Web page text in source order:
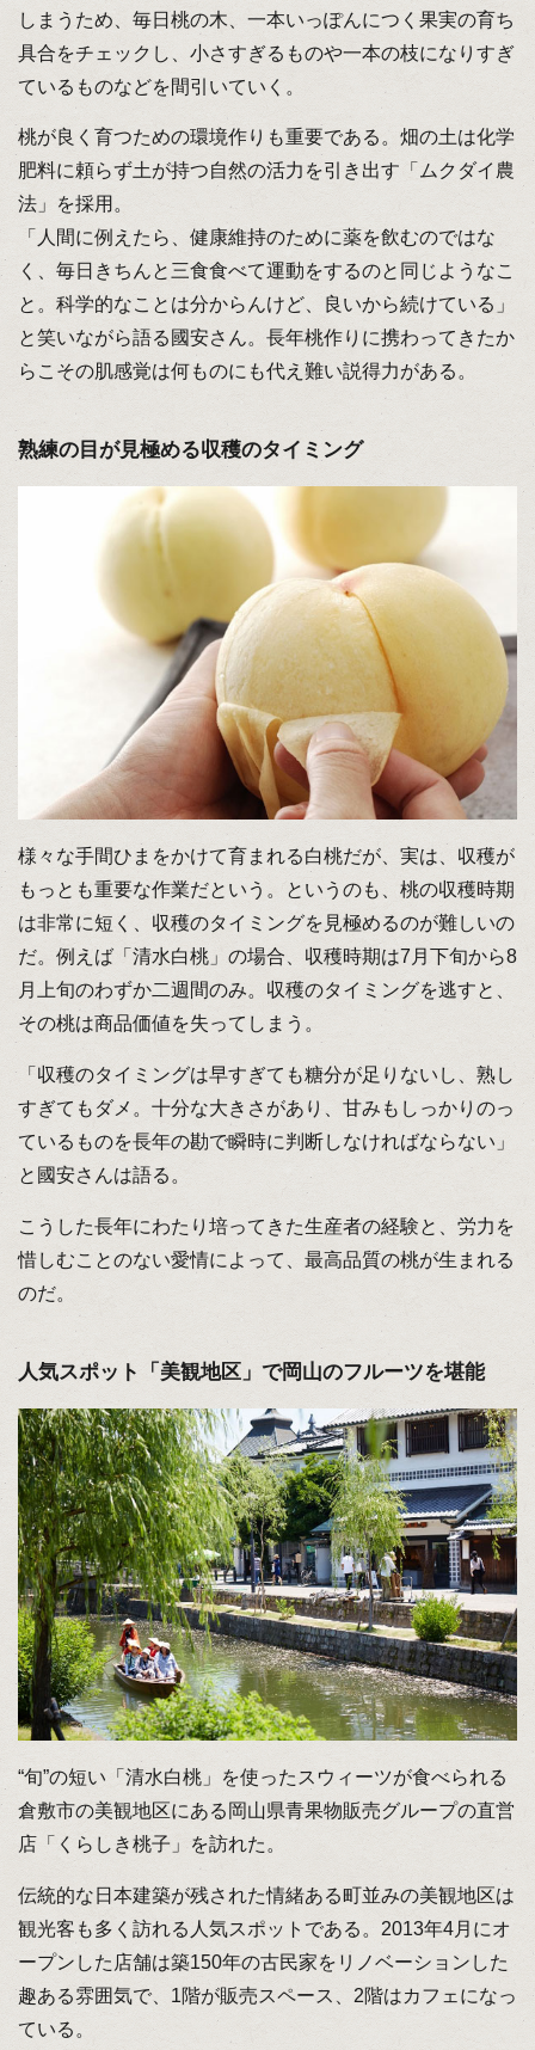
しまうため、毎日桃の木、一本いっぽんにつく果実の育ち
具合をチェックし、小さすぎるものや一本の枝になりすぎ
ているものなどを間引いていく。
桃が良く育つための環境作りも重要である。畑の土は化学
肥料に頼らず土が持つ自然の活力を引き出す「ムクダイ農
法」を採用。
「人間に例えたら、健康維持のために薬を飲むのではな
く、毎日きちんと三食食べて運動をするのと同じようなこ
と。科学的なことは分からんけど、良いから続けている」
と笑いながら語る國安さん。長年桃作りに携わってきたか
らこその肌感覚は何ものにも代え難い説得力がある。
熟練の目が見極める収穫のタイミング
様々な手間ひまをかけて育まれる白桃だが、実は、収穫が
もっとも重要な作業だという。というのも、桃の収穫時期
は非常に短く、収穫のタイミングを見極めるのが難しいの
だ。例えば「清水白桃」の場合、収穫時期は7月下旬から8
月上旬のわずか二週間のみ。収穫のタイミングを逃すと、
その桃は商品価値を失ってしまう。
「収穫のタイミングは早すぎても糖分が足りないし、熟し
すぎてもダメ。十分な大きさがあり、甘みもしっかりのっ
ているものを長年の勘で瞬時に判断しなければならない」
と國安さんは語る。
こうした長年にわたり培ってきた生産者の経験と、労力を
惜しむことのない愛情によって、最高品質の桃が生まれる
のだ。
人気スポット「美観地区」で岡山のフルーツを堪能
“旬”の短い「清水白桃」を使ったスウィーツが食べられる
倉敷市の美観地区にある岡山県青果物販売グループの直営
店「くらしき桃子」を訪れた。
伝統的な日本建築が残された情緒ある町並みの美観地区は
観光客も多く訪れる人気スポットである。2013年4月にオ
ープンした店舗は築150年の古民家をリノベーションした
趣ある雰囲気で、1階が販売スペース、2階はカフェになっ
ている。